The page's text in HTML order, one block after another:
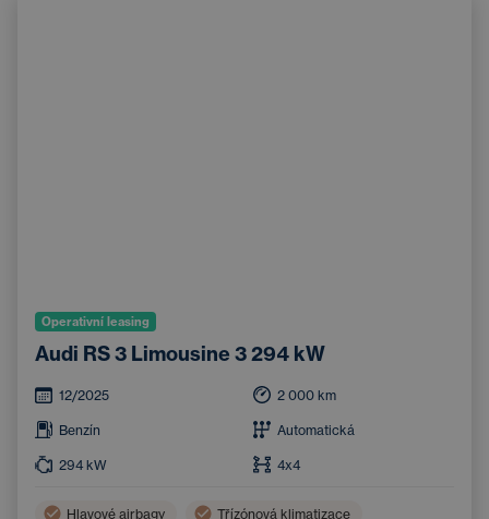
Operativní leasing
Audi RS 3 Limousine 3 294 kW
12/2025 2 000 km
Benzín Automatická
294 kW 4x4
Hlavové airbagy Třízónová klimatizace